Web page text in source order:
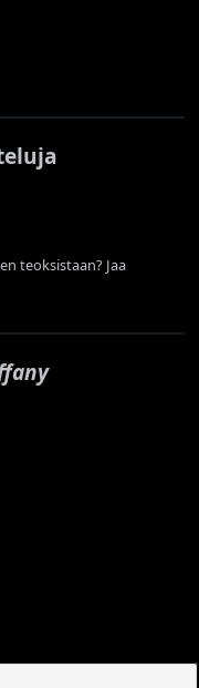
teoksistaan? Jaa